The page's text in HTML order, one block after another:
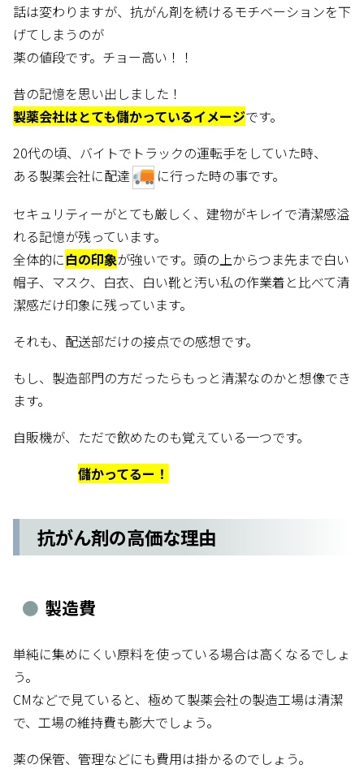
話は変わりますが、抗がん剤を続けるモチベーションを下
げてしまうのが
薬の値段です。チョー高い！！
昔の記憶を思い出しました！
製薬会社はとても儲かっているイメージです。
20代の頃、バイトでトラックの運転手をしていた時、
ある製薬会社に配達
に行った時の事です。
セキュリティーがとても厳しく、建物がキレイで清潔感溢
れる記憶が残っています。
全体的に白の印象が強いです。頭の上からつま先まで白い
帽子、マスク、白衣、白い靴と汚い私の作業着と比べて清
潔感だけ印象に残っています。
それも、配送部だけの接点での感想です。
もし、製造部門の方だったらもっと清潔なのかと想像でき
ます。
自販機が、ただで飲めたのも覚えている一つです。
儲かってるー！
抗がん剤の高価な理由
製造費
単純に集めにくい原料を使っている場合は高くなるでしょ
う。
CMなどで見ていると、極めて製薬会社の製造工場は清潔
で、工場の維持費も膨大でしょう。
薬の保管、管理などにも費用は掛かるのでしょう。